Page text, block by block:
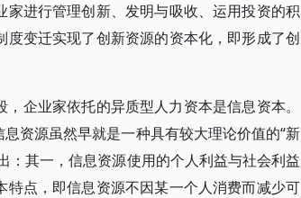
进行管理创新、发明与吸收、运用投资的积
变迁实现了创新资源的资本化，即形成了创
企业家依托的异质型人力资本是信息资本。
资源虽然早就是一种具有较大理论价值的“新
：其一，信息资源使用的个人利益与社会利益
点，即信息资源不因某一个人消费而减少可